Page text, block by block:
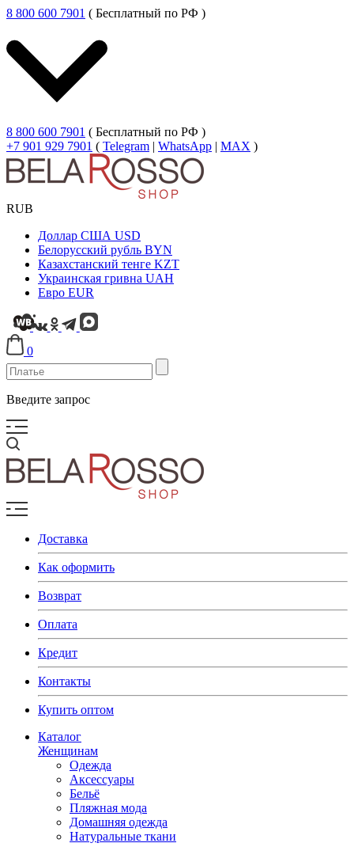
8 800 600 7901 ( Бесплатный по РФ )
8 800 600 7901 ( Бесплатный по РФ )
+7 901 929 7901 ( Telegram | WhatsApp | MAX )
RUB
Доллар США USD
Белорусский рубль BYN
Казахстанский тенге KZT
Украинская гривна UAH
Евро EUR
0
Введите запрос
Доставка
Как оформить
Возврат
Оплата
Кредит
Контакты
Купить оптом
Каталог
Женщинам
Одежда
Аксессуары
Бельё
Пляжная мода
Домашняя одежда
Натуральные ткани